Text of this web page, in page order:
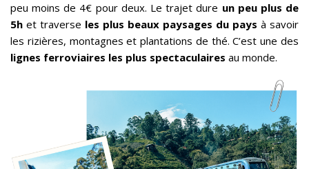
peu moins de 4€ pour deux. Le trajet dure un peu plus de
5h et traverse les plus beaux paysages du pays à savoir
les rizières, montagnes et plantations de thé. C’est une des
lignes ferroviaires les plus spectaculaires au monde.